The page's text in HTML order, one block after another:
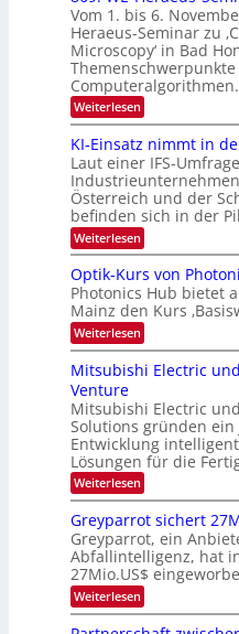
0
2
6
k
-
u
n
d
B
i
l
d
v
e
r
a
r
b
e
i
n
g
s
-
T
e
n
d
s
t
d
e
n
k
t
o
s
e
n
s
m
e
l
d
e
t
s
t
a
r
k
e
W
a
c
h
s
u
i
m
e
r
s
t
e
n
H
a
l
b
j
a
Vom 1. bis 6.
Heraeus-Seminar zu
Microscopy‘ in Bad
Weiterlesen:
8
9
.
W
E
-
H
e
r
a
e
u
s
-
S
e
n
a
r
KI-Einsatz nimmt in
Laut einer IFS-
Österreich und der
befinden sich in der
Weiterlesen:
K
-
E
i
n
s
t
n
m
m
t
i
n
d
e
r
D
A
C
H
Optik-Kurs von
Photonics Hub bietet
Mainz den Kurs
Weiterlesen:
O
p
t
k
-
K
u
r
s
v
o
n
P
h
o
t
o
n
Mitsubishi Electric
Venture
Mitsubishi Electric
Solutions gründen ein
Entwicklung
Lösungen für die
Weiterlesen:
M
t
s
u
b
i
s
h
Greyparrot sichert
Greyparrot, ein
Abfallintelligenz, hat
27Mio.US$
Weiterlesen:
G
r